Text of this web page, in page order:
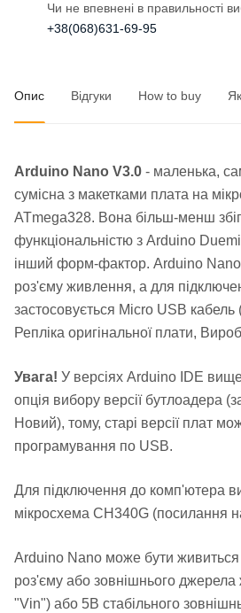
Чи не впевнені в правильності
+38(068)631-69-95
Опис Відгуки How to buy
Arduino Nano V3.0 - маленька,
сумісна з макетками плата на
ATmega328. Вона більш-менш
функціональністю з Arduino
інший форм-фактор. Arduino Nano
роз'єму живлення, а для
застосовується Micro USB кабель
Репліка оригінальної плати,
Увага! У версіях Arduino IDE
опція вибору версії бутлоадера
Новий), тому, старі версії плат
програмування по USB.
Для підключення до комп'ютера
мікросхема CH340G (посилання
Arduino Nano може бути живиться
роз'єму або зовнішнього
"Vin") або 5В стабільного